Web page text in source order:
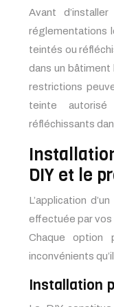
Avant
réglementations
teintés ou
dans un
restrictions
teinte
réfléchissants
DIY et le
L’application
effectuée par vos
Chaque option
inconvénients
Installation